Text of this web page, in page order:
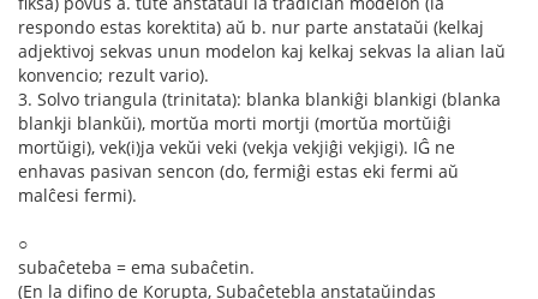
respondo estas korektita) aŭ b. nur parte anstataŭi (kelkaj
adjektivoj sekvas unun modelon kaj kelkaj sekvas la alian laŭ
konvencio; rezult vario).
3. Solvo triangula (trinitata): blanka blankiĝi blankigi (blanka
blankji blankŭi), mortŭa morti mortji (mortŭa mortŭiĝi
mortŭigi), vek(i)ja vekŭi veki (vekja vekjiĝi vekjigi). IĜ ne
enhavas pasivan sencon (do, fermiĝi estas eki fermi aŭ
malĉesi fermi).
○
subaĉeteba = ema subaĉetin.
(En la difino de Korupta, Subaĉetebla anstataŭindas